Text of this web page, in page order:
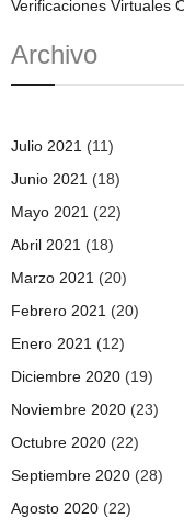
Verificaciones Virtuales
Archivo
Julio 2021 (11)
Junio 2021 (18)
Mayo 2021 (22)
Abril 2021 (18)
Marzo 2021 (20)
Febrero 2021 (20)
Enero 2021 (12)
Diciembre 2020 (19)
Noviembre 2020 (23)
Octubre 2020 (22)
Septiembre 2020 (28)
Agosto 2020 (22)